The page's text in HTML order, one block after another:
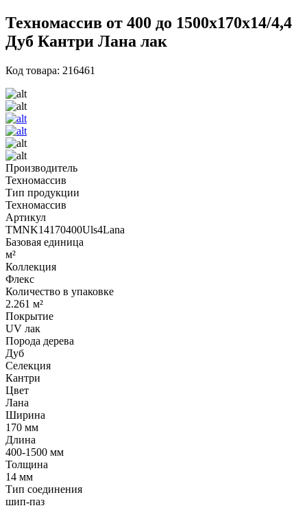
Техномассив от 400 до 1500х170х14/4,4
Дуб Кантри Лана лак
Код товара: 216461
Производитель
Техномассив
Тип продукции
Техномассив
Артикул
TMNK14170400Uls4Lana
Базовая единица
м²
Коллекция
Флекс
Количество в упаковке
2.261 м²
Покрытие
UV лак
Порода дерева
Дуб
Селекция
Кантри
Цвет
Лана
Ширина
170 мм
Длина
400-1500 мм
Толщина
14 мм
Тип соединения
шип-паз